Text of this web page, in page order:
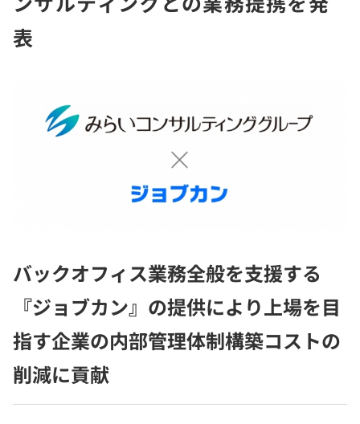
表
バックオフィス業務全般を支援する
『ジョブカン』の提供により上場を目
指す企業の内部管理体制構築コストの
削減に貢献